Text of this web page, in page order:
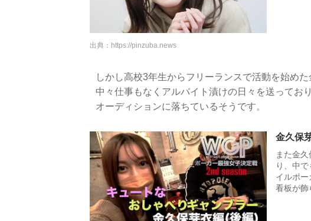
出典： https://pinzuba.news
しかし高校3年生からフリーランスで活動を始め
中々仕事もなくアルバイト漬けの日々を送ってお
オーディションに落ちているそうです。
金久保
また金
り、中
イルポ
看板が飾